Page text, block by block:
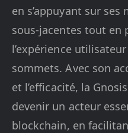
en s’appuyant sur
sous-jacentes tout en
l’expérience
sommets. Avec son
et l’efficacité, la
devenir un acteur
blockchain, en